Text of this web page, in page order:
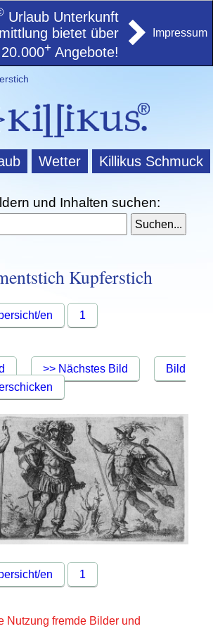
Urlaub Unterkunft
bietet über
20.000+ Angebote!
Impressum
Wetter Killikus Schmuck
und Inhalten suchen:
Kupferstich
en 1
>> Nächstes Bild
Bild
en 1
Nutzung fremde Bilder und